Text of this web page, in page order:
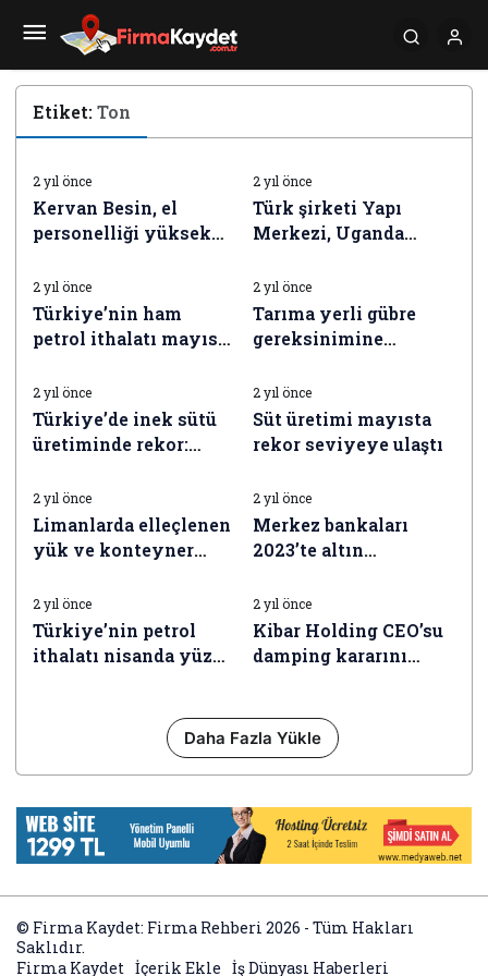
Etiket:Ton
İŞ DÜNYASI HABERLERI
2 yıl önce
Kervan Besin, el
personelliği yüksek
Mısır’daki tesisine
kaydıracak
İŞ DÜNYASI HABERLERI
2 yıl önce
Türk şirketi Yapı
Merkezi, Uganda
İŞ DÜNYASI HABERLERI
2 yıl önce
Türkiye’nin ham
petrol ithalatı mayısta
İŞ DÜNYASI HABERLERI
2 yıl önce
Tarıma yerli gübre
gereksinimine
başladı
2 yıl önce
Türkiye’de inek sütü
üretiminde rekor:
tonu aştı
2 yıl önce
Süt üretimi mayısta
rekor seviyeye ulaştı
2 yıl önce
Limanlarda elleçlenen
yük ve konteyner
İŞ DÜNYASI HABERLERI
2 yıl önce
Merkez bankaları
2023’te altın
İŞ DÜNYASI HABERLERI
2 yıl önce
Türkiye’nin petrol
ithalatı nisanda yüzde
2 yıl önce
Kibar Holding CEO’su
damping kararını
Daha Fazla Yükle
© Firma Kaydet: Firma Rehberi 2026 - Tüm Hakları
Saklıdır.
Firma Kaydet İçerik Ekle İş Dünyası Haberleri